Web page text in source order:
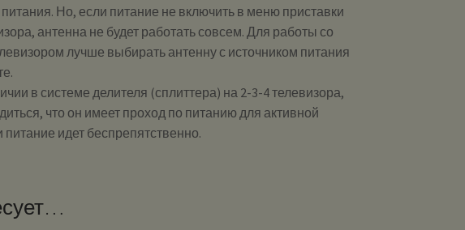
питания. Но, если питание не включить в меню приставки
антенна не будет работать совсем. Для работы со
лучше выбирать антенну с источником питания
в системе делителя (сплиттера) на 2-3-4 телевизора,
что он имеет проход по питанию для активной
питание идет беспрепятственно.